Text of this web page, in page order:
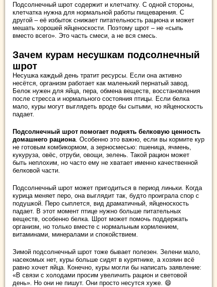
Подсолнечный шрот содержит и клетчатку. С одной стороны,
клетчатка нужна для нормальной работы пищеварения. С
другой – её избыток снижает питательность рациона и может
мешать хорошей яйценоскости. Поэтому шрот – не «сыпь
вместо всего». Это часть смеси, а не вся смесь.
Зачем курам несушкам подсолнечный
шрот
Несушка каждый день тратит ресурсы. Если она активно
несётся, организм работает как маленький пернатый завод.
Белок нужен для яйца, пера, обмена веществ, восстановления
после стресса и нормального состояния птицы. Если белка
мало, куры могут выглядеть вроде бы сытыми, но яйценоскость
падает.
Подсолнечный шрот помогает поднять белковую ценность
домашнего рациона . Особенно это важно, если вы кормите кур
не готовым комбикормом, а зерносмесью: пшеница, ячмень,
кукуруза, овёс, отруби, овощи, зелень. Такой рацион может
быть неплохим, но часто ему не хватает именно качественной
белковой части.
Подсолнечный шрот может пригодиться в период линьки. Когда
курица меняет перо, она выглядит так, будто проиграла спор с
подушкой. Перо сыплется, вид драматичный, яйценоскость
падает. В этот момент птице нужно больше питательных
веществ, особенно белка. Шрот может помочь поддержать
организм, но только вместе с нормальным кормлением,
витаминами, минералами и спокойствием.
Зимой подсолнечный шрот тоже бывает полезен. Зелени мало,
насекомых нет, куры больше сидят в курятнике, а хозяин всё
равно хочет яйца. Конечно, куры могли бы написать заявление:
«В связи с холодами просим увеличить рацион и световой
день». Но они не пишут. Они просто несутся хуже. 😄